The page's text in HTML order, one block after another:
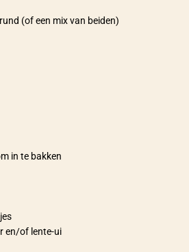
(of een mix van beiden)
in te bakken
en/of lente-ui